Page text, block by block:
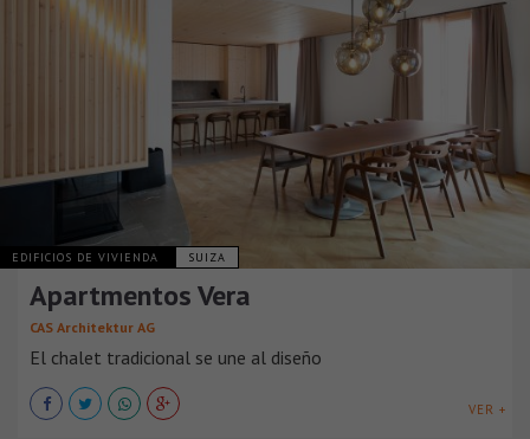
EDIFICIOS DE VIVIENDA SUIZA
Apartmentos Vera
CAS Architektur AG
El chalet tradicional se une al diseño
VER +